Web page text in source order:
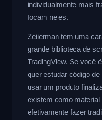
individualmente mais
focam neles.
Zeiierman tem uma
grande biblioteca de
TradingView. Se você
quer estudar código
usar um produto
existem como material
efetivamente fazer